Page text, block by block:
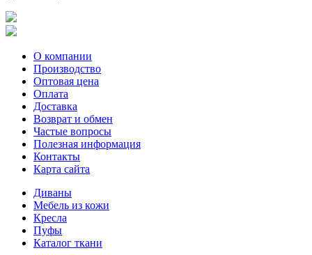
О компании
Производство
Оптовая цена
Оплата
Доставка
Возврат и обмен
Частые вопросы
Полезная информация
Контакты
Карта сайта
Диваны
Мебель из кожи
Кресла
Пуфы
Каталог ткани